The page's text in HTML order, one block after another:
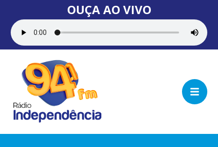
OUÇA AO VIVO